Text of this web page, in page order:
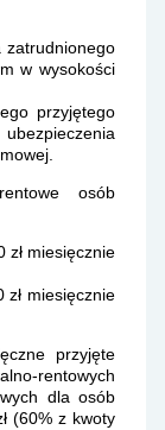
zatrudnionego
w wysokości
przyjętego
osób
zł miesięcznie
miesięcznie
przyjęte
rentowych
dla osób
(60% z kwoty